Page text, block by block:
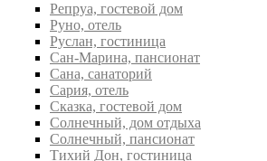
Репруа, гостевой дом
Руно, отель
Руслан, гостиница
Сан-Марина, пансионат
Сана, санаторий
Сария, отель
Сказка, гостевой дом
Солнечный, дом отдыха
Солнечный, пансионат
Тихий Дон, гостиница